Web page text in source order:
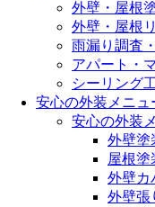
外壁・屋根
外壁・屋根
雨漏り調査
アパート・
シーリング
安心の外装メニュ
安心の外装
外壁塗
屋根塗
外壁カ
外壁張